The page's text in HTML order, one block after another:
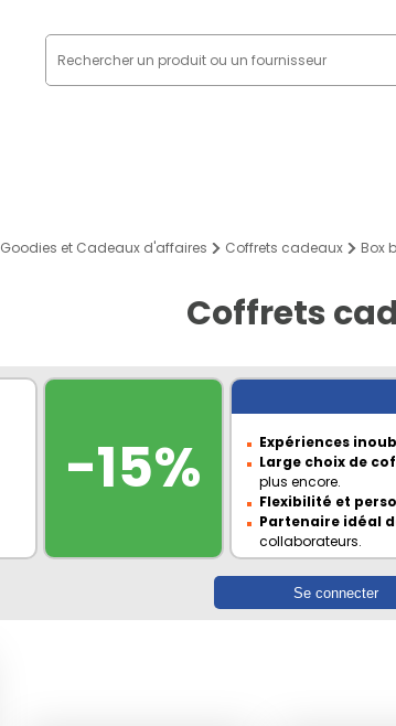
Goodies et Cadeaux d'affaires Coffrets cadeaux Box
Coffrets
-15% Expériences
Large choix de
plus encore.
Flexibilité et
Partenaire idéal
collaborateurs.
Se connecter